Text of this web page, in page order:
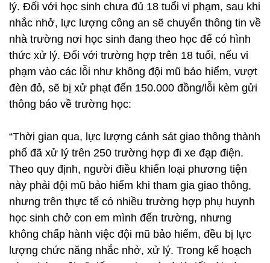
lý. Đối với học sinh chưa đủ 18 tuổi vi phạm, sau khi
nhắc nhở, lực lượng công an sẽ chuyển thông tin về
nhà trường nơi học sinh đang theo học để có hình
thức xử lý. Đối với trường hợp trên 18 tuổi, nếu vi
phạm vào các lỗi như không đội mũ bảo hiểm, vượt
đèn đỏ, sẽ bị xử phạt đến 150.000 đồng/lỗi kèm gửi
thông báo về trường học:
“Thời gian qua, lực lượng cảnh sát giao thông thành
phố đã xử lý trên 250 trường hợp đi xe đạp điện.
Theo quy định, người điều khiển loại phương tiện
này phải đội mũ bảo hiểm khi tham gia giao thông,
nhưng trên thực tế có nhiều trường hợp phụ huynh
học sinh chở con em mình đến trường, nhưng
không chấp hành việc đội mũ bảo hiểm, đều bị lực
lượng chức năng nhắc nhở, xử lý. Trong kế hoạch